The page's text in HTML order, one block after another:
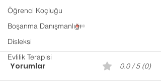
Öğrenci Koçluğu
Boşanma Danışmanlığı
Disleksi
Evlilik Terapisi
Yorumlar 0.0 / 5 (0)